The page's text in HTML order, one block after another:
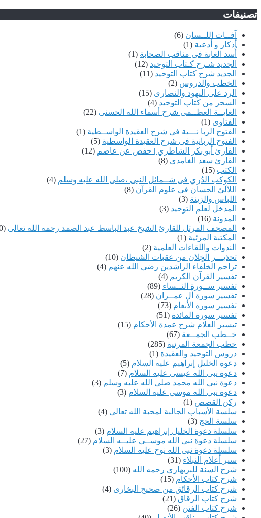
تصنيفات
آفــات اللــسان (6)
أذكار و أدعية (1)
أُسد الغابة فى مناقب الصحابة (1)
الجديد شـرح كـتاب التوحيد (12)
الجديد شرح كتاب التوحيد (11)
الخطب والدروس (2)
الرد على اليهود والنصارى (15)
السحر من كتاب التوحيد (4)
الغايــة العظــمى شرح أسماء الله الحسنى (22)
الفتاوى (1)
الفتوح الربا نـــية فى شرح العقيدة الواســطية (1)
الفتوح الربانية فى شرح العقيدة الواسطية (5)
القارئ أبو بكر الشاطري | حفص عن عاصم (12)
القارئ سعد الغامدى (8)
الكتب (15)
الكوكب الدُري فى شــمائل النبى ،صلى الله عليه وسلم (4)
اللآلئ الحسان فى علوم القرآن (8)
اللباس والزينة (3)
المدخل لعلم التوحيد (3)
المدونة (16)
المصحف المرتل للقارئ الشيخ عبد الباسط عبد الصمد رحمه الله تعالى (10)
المكتبة المرئية (1)
الندوات واللقاءات العلمية (2)
تحذيـــر الخٍلان من عقبات الشيطان (10)
تراجم الخلفاء الراشدين رضي الله عنهم (4)
تفسير القرآن الكريم (4)
تفسير ســورة النــساء (89)
تفسير سورة آل عمــران (28)
تفسير سورة الأنعام (73)
تفسير سورة المائدة (51)
تيسير العلام شرح عمدة الأحكام (15)
خــطب الجمــعة (67)
خطب الجمعة المرئية (285)
دروس التوحيد والعقيدة (1)
دعوة الخليل إبراهيم عليه السلام (5)
دعوة نبى الله عيسى عليه السلام (7)
دعوة نبى الله محمد صلى الله عليه وسلم (3)
دعوة نبى الله موسى عليه السلام (3)
ركن القصص (1)
سلسة الأسباب الجالبة لمحبة الله تعالى (4)
سلسة الحج (3)
سلسلة دعوة الخليل إبراهيم عليه السلام (3)
سلسلة دعوة نبى الله موســى عليــه السلام (27)
سلسلة دعوة نبى الله نوح عليه السلام (3)
سير أعلام النبلاء (31)
شرح السنة للبربهاري رحمه الله (100)
شرح كتاب الأحكام (15)
شرح كتاب الرقائق من صحيح البخارى (4)
شرح كتاب الرقاق (21)
شرح كتاب الفتن (26)